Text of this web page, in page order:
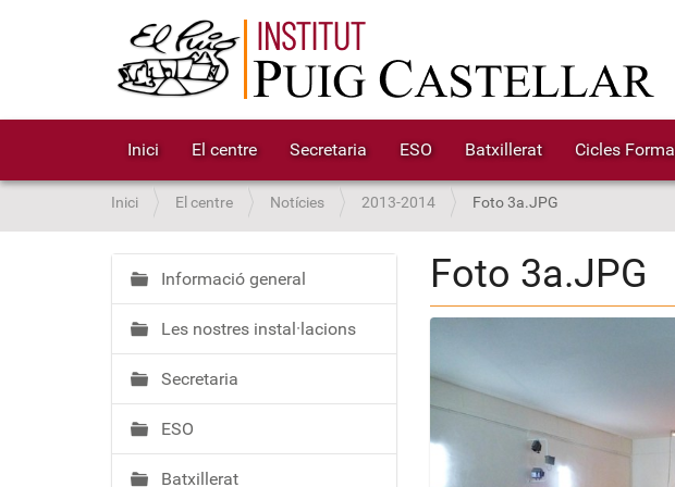
Inici El centre Secretaria ESO Batxillerat Cicles
S
o
u
:
Inici El centre Notícies 2013-2014 Foto 3a.JPG
Foto 3a.JPG
N
a
v
e
g
a
c
Informació general
Les nostres instal·lacions
Secretaria
ESO
Batxillerat